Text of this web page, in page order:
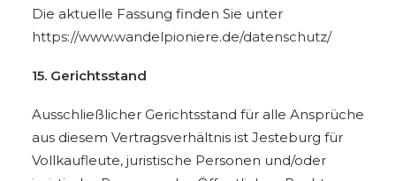
Die aktuelle Fassung finden Sie unter
https://www.wandelpioniere.de/datenschutz/
15. Gerichtsstand
Ausschließlicher Gerichtsstand für alle Ansprüche
aus diesem Vertragsverhältnis ist Jesteburg für
Vollkaufleute, juristische Personen und/oder